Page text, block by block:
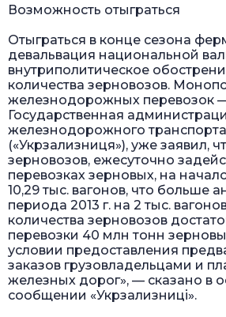
Возможность отыграться
Отыграться в конце сезона
девальвация национальной
внутриполитическое
количества зерновозов.
железнодорожных перевозок
Государственная
железнодорожного
(«Укрзализниця»), уже заявил,
зерновозов, ежесуточно
перевозках зерновых, на
10,29 тыс. вагонов, что больше
периода 2013 г. на 2 тыс.
количества зерновозов
перевозки 40 млн тонн
условии предоставления
заказов грузовладельцами и
железных дорог», — сказано в
сообщении «Укрзализниці».